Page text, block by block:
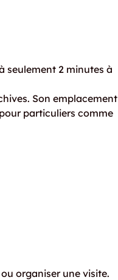
seulement 2 minutes à
Son emplacement
particuliers comme
organiser une visite.